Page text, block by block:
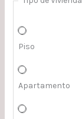
Piso
Apartamento